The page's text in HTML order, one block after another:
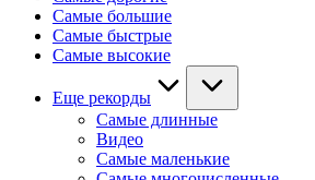
Самые большие
Самые быстрые
Самые высокие
Еще рекорды
Самые длинные
Видео
Самые маленькие